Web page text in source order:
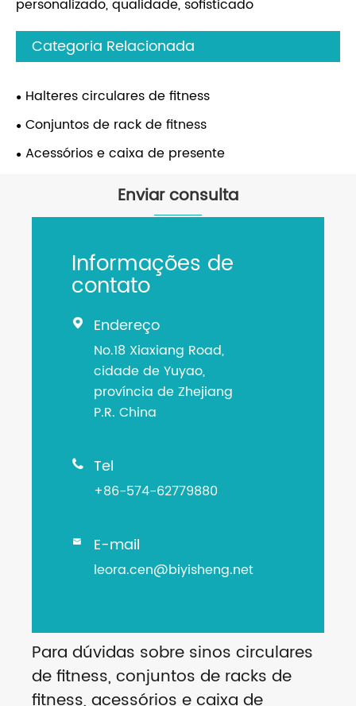
personalizado, qualidade, sofisticado
Categoria Relacionada
Halteres circulares de fitness
Conjuntos de rack de fitness
Acessórios e caixa de presente
Enviar consulta
Informações de
contato
 Endereço
No.18 Xiaxiang Road,
cidade de Yuyao,
província de Zhejiang
P.R. China
 Tel
+86-574-62779880
 E-mail
leora.cen@biyisheng.net
Para dúvidas sobre sinos circulares
de fitness, conjuntos de racks de
fitness, acessórios e caixa de